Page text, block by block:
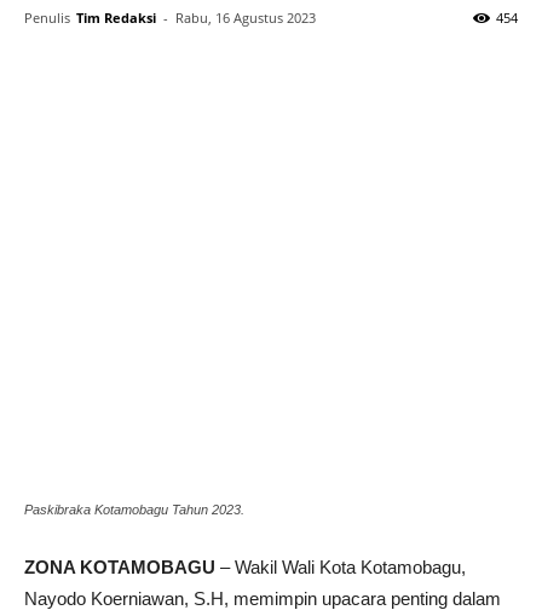
Penulis Tim Redaksi - Rabu, 16 Agustus 2023 454
Paskibraka Kotamobagu Tahun 2023.
ZONA KOTAMOBAGU – Wakil Wali Kota Kotamobagu,
Nayodo Koerniawan, S.H, memimpin upacara penting dalam